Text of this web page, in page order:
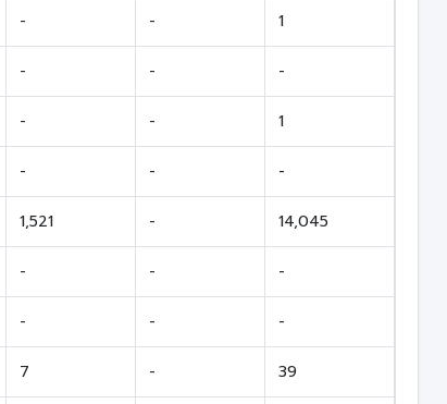
- - 1
- - -
- - 1
- - -
1,521 - 14,045
- - -
- - -
7 - 39